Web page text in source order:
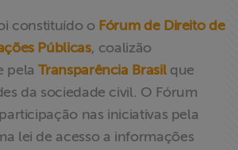
constituído o Fórum de Direito de
Públicas, coalizão
pela Transparência Brasilque
da sociedade civil. O Fórum
nas iniciativas pela
lei de acesso a informações